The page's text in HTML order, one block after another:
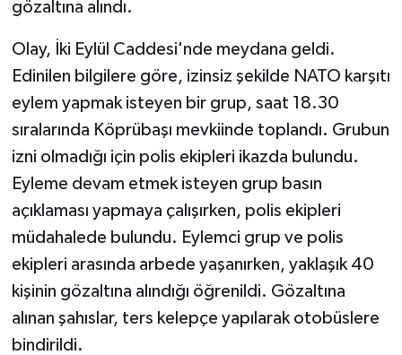
gözaltına alındı.
Olay, İki Eylül Caddesi'nde meydana geldi.
Edinilen bilgilere göre, izinsiz şekilde NATO karşıtı
eylem yapmak isteyen bir grup, saat 18.30
sıralarında Köprübaşı mevkiinde toplandı. Grubun
izni olmadığı için polis ekipleri ikazda bulundu.
Eyleme devam etmek isteyen grup basın
açıklaması yapmaya çalışırken, polis ekipleri
müdahalede bulundu. Eylemci grup ve polis
ekipleri arasında arbede yaşanırken, yaklaşık 40
kişinin gözaltına alındığı öğrenildi. Gözaltına
alınan şahıslar, ters kelepçe yapılarak otobüslere
bindirildi.